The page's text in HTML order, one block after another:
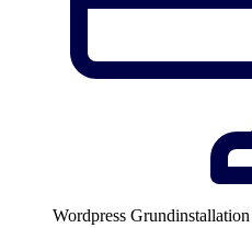
Wordpress Grundinstallation